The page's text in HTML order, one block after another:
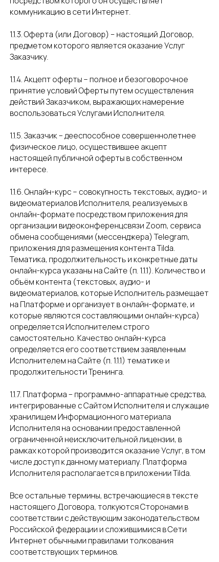
коммуникацию в сети Интернет.
1.1.3. Оферта (или Договор) – настоящий Договор,
предметом которого является оказание Услуг
Заказчику.
1.1.4. Акцепт оферты – полное и безоговорочное
принятие условий Оферты путем осуществления
действий Заказчиком, выражающих намерение
воспользоваться Услугами Исполнителя.
1.1.5. Заказчик – дееспособное совершеннолетнее
физическое лицо, осуществившее акцепт
настоящей публичной оферты в собственном
интересе.
1.1.6. Онлайн-курс – совокупность текстовых, аудио- и
видеоматериалов Исполнителя, реализуемых в
онлайн-формате посредством приложения для
организации видеоконференцсвязи Zoom, сервиса
обмена сообщениями (мессенджера) Telegram,
приложения для размещения контента Tilda.
Тематика, продолжительность и конкретные даты
онлайн-курса указаны на Сайте (п. 1.1.1). Количество и
объём контента (текстовых, аудио- и
видеоматериалов, которые Исполнитель размещает
на Платформе и организует в онлайн-формате, и
которые являются составляющими онлайн-курса)
определяется Исполнителем строго
самостоятельно. Качество онлайн-курса
определяется его соответствием заявленным
Исполнителем на Сайте (п. 1.1.1) тематике и
продолжительности Тренинга.
1.1.7. Платформа – программно-аппаратные средства,
интегрированные с Сайтом Исполнителя и служащие
хранилищем Информационного материала
Исполнителя на основании предоставленной
ограниченной неисключительной лицензии, в
рамках которой производится оказание Услуг, в том
числе доступ к данному материалу. Платформа
Исполнителя располагается в приложении Tilda.
Все остальные термины, встречающиеся в тексте
настоящего Договора, толкуются Сторонами в
соответствии с действующим законодательством
Российской федерации и сложившимися в Сети
Интернет обычными правилами толкования
соответствующих терминов.